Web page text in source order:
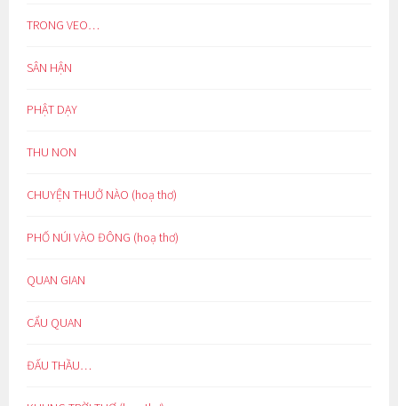
TRONG VEO…
SÂN HẬN
PHẬT DẠY
THU NON
CHUYỆN THUỞ NÀO (hoạ thơ)
PHỐ NÚI VÀO ĐÔNG (hoạ thơ)
QUAN GIAN
CẨU QUAN
ĐẤU THẦU…